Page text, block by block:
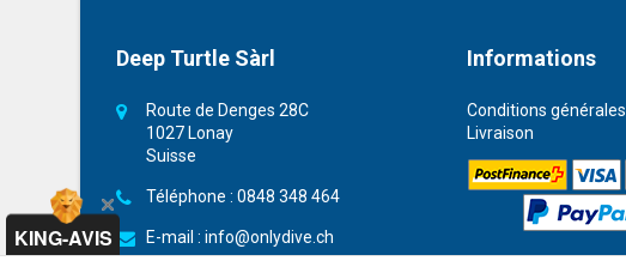
Deep Turtle Sàrl
Route de Denges 28C
1027 Lonay
Suisse
Téléphone : 0848 348 464
E-mail : info@onlydive.ch
Informations
Conditions générales
Livraison
KING-AVIS